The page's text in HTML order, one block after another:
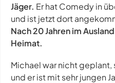
Jäger. Er hat Comedy in
und ist jetzt dort
Nach 20 Jahren im
Heimat.
Michael war nicht geplant,
und er ist mit sehr jungen